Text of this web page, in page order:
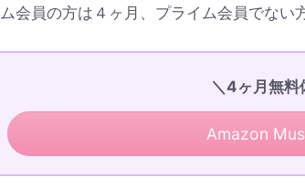
会員の方は４ヶ月、プライム会員でない
＼4ヶ月無料
Amazon